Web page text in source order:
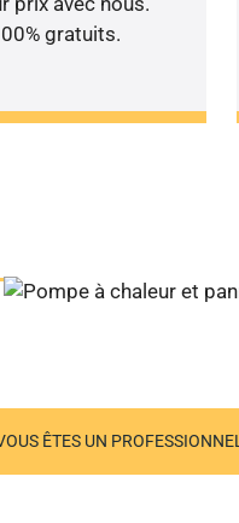
gratuits.
ÊTES UN PROFESSIONNEL